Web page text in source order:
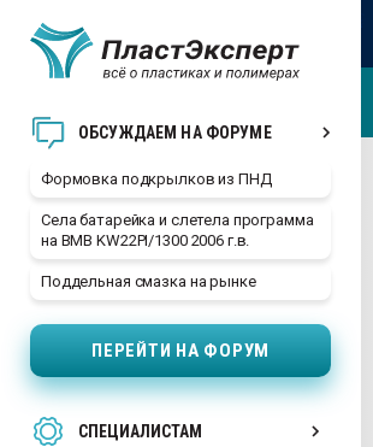
ОБСУЖДАЕМ НА ФОРУМЕ
Формовка подкрылков из ПНД
Села батарейка и слетела программа
на BMB KW22PI/1300 2006 г.в.
Поддельная смазка на рынке
ПЕРЕЙТИ НА ФОРУМ
СПЕЦИАЛИСТАМ